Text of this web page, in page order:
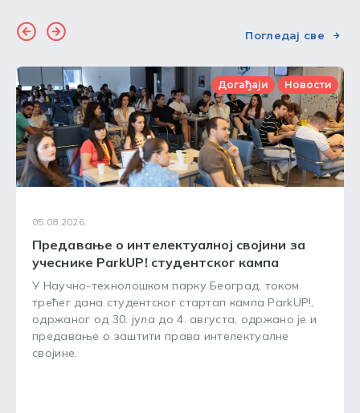
Погледај све
Догађаји Новости
05.08.2026.
Предавање о интелектуалној својини за
учеснике ParkUP! студентског кампа
У Научно-технолошком парку Београд, током
трећег дана студентског стартап кампа ParkUP!,
одржаног од 30. јула до 4. августа, одржано је и
предавање о заштити права интелектуалне
својине.